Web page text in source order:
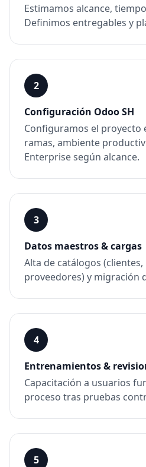
Estimamos alcance,
Definimos entregables y
2
Configuración Odoo SH
Configuramos el proyecto
ramas, ambiente
Enterprise según alcance.
3
Datos maestros & cargas
Alta de catálogos
proveedores) y migración
4
Entrenamientos &
Capacitación a usuarios
proceso tras pruebas
5